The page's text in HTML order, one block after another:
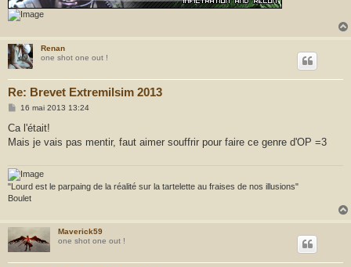
Renan
one shot one out !
Re: Brevet Extremilsim 2013
M
s
a
16 mai 2013 13:24
Ca l'était!
Mais je vais pas mentir, faut aimer souffrir pour faire ce genre d'OP =3
"Lourd est le parpaing de la réalité sur la tartelette au fraises de nos illusions"
Boulet
Maverick59
one shot one out !